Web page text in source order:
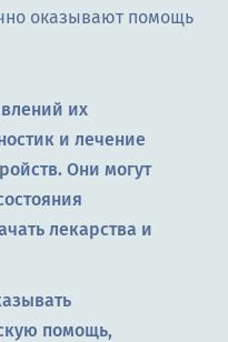
оказывают помощь
их
и лечение
Они могут
лекарства и
помощь,